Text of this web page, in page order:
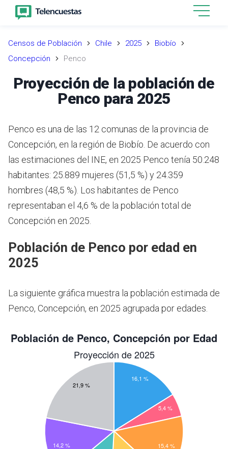
Censos de Población Chile 2025
Biobío
Concepción
Penco
Proyección de la población de
Penco para 2025
Penco es una de las 12 comunas de la provincia de
Concepción, en la región de Biobío. De acuerdo con
las estimaciones del INE, en 2025 Penco tenía 50.248
habitantes: 25.889 mujeres (51,5 %) y 24.359
hombres (48,5 %). Los habitantes de Penco
representaban el 4,6 % de la población total de
Concepción en 2025.
Población de Penco por edad en
2025
La siguiente gráfica muestra la población estimada de
Penco, Concepción, en 2025 agrupada por edades.